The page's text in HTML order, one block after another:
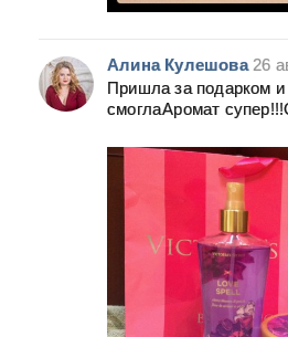
Алина Кулешова 26
Пришла за подарком и
смоглаАромат